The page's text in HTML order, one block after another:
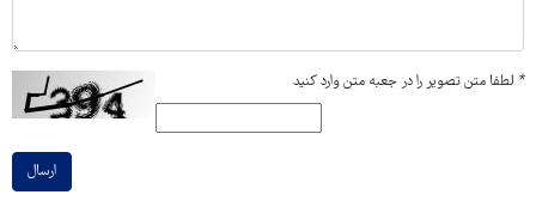
* لطفا متن تصویر را در جعبه متن وارد کنید
ارسال